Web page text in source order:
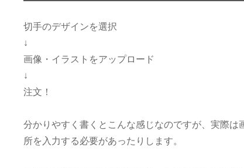
切手のデザインを選択
↓
画像・イラストをアップロード
↓
注文！
分かりやすく書くとこんな感じなのですが、実際
所を入力する必要があったりします。